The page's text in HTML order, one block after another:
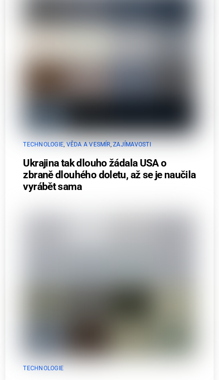
TECHNOLOGIE, VĚDA A VESMÍR,ZAJÍMAVOSTI
Ukrajina tak dlouho žádala USA o
zbraně dlouhého doletu, až se je naučila
vyrábět sama
TECHNOLOGIE